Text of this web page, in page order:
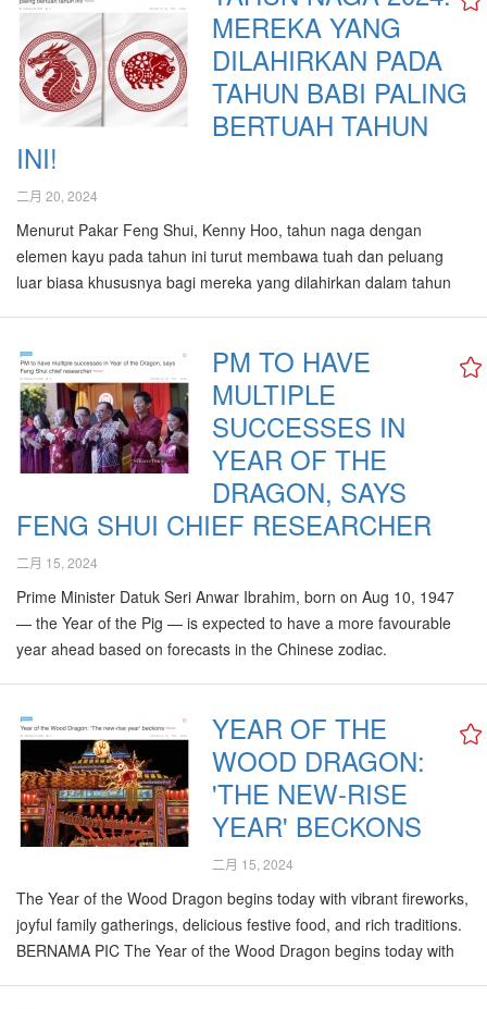
#chinesenewyear
#chinesenewyear2024 #cny2024
#kennyhoo #goodfengshui
#goodfengshuigroup #fengshui
#chinesezodiac #chinesehoroscope
zOGuvgqggT8PCDFMSDxmpZ8RnOw
MEREKA YANG
DILAHIRKAN PADA
TAHUN BABI PALING
BERTUAH TAHUN
INI!
二月 20, 2024
Menurut Pakar Feng Shui, Kenny Hoo, tahun naga dengan
elemen kayu pada tahun ini turut membawa tuah dan peluang
luar biasa khususnya bagi mereka yang dilahirkan dalam tahun
dan keberuntungan. Tahun naga merupakan antara…
PM TO HAVE
MULTIPLE
SUCCESSES IN
YEAR OF THE
DRAGON, SAYS
FENG SHUI CHIEF RESEARCHER
二月 15, 2024
Prime Minister Datuk Seri Anwar Ibrahim, born on Aug 10, 1947
— the Year of the Pig — is expected to have a more favourable
year ahead based on forecasts in the Chinese zodiac.
YEAR OF THE
WOOD DRAGON:
'THE NEW-RISE
YEAR' BECKONS
二月 15, 2024
The Year of the Wood Dragon begins today with vibrant fireworks,
joyful family gatherings, delicious festive food, and rich traditions.
BERNAMA PIC The Year of the Wood Dragon begins today with